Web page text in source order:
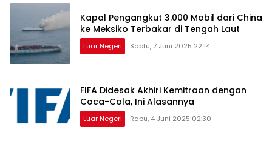
Kapal Pengangkut 3.000 Mobil dari China
ke Meksiko Terbakar di Tengah Laut
Luar Negeri Sabtu, 7 Juni 2025 22:14
FIFA Didesak Akhiri Kemitraan dengan
Coca-Cola, Ini Alasannya
Luar Negeri Rabu, 4 Juni 2025 02:30